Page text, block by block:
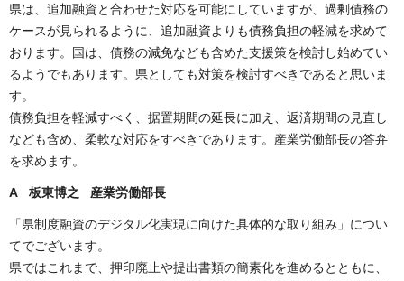
県は、追加融資と合わせた対応を可能にしていますが、過剰債務の
ケースが見られるように、追加融資よりも債務負担の軽減を求めて
おります。国は、債務の減免なども含めた支援策を検討し始めてい
るようでもあります。県としても対策を検討すべきであると思いま
す。
債務負担を軽減すべく、据置期間の延長に加え、返済期間の見直し
なども含め、柔軟な対応をすべきであります。産業労働部長の答弁
を求めます。
A 板東博之 産業労働部長
「県制度融資のデジタル化実現に向けた具体的な取り組み」につい
てでございます。
県ではこれまで、押印廃止や提出書類の簡素化を進めるとともに、